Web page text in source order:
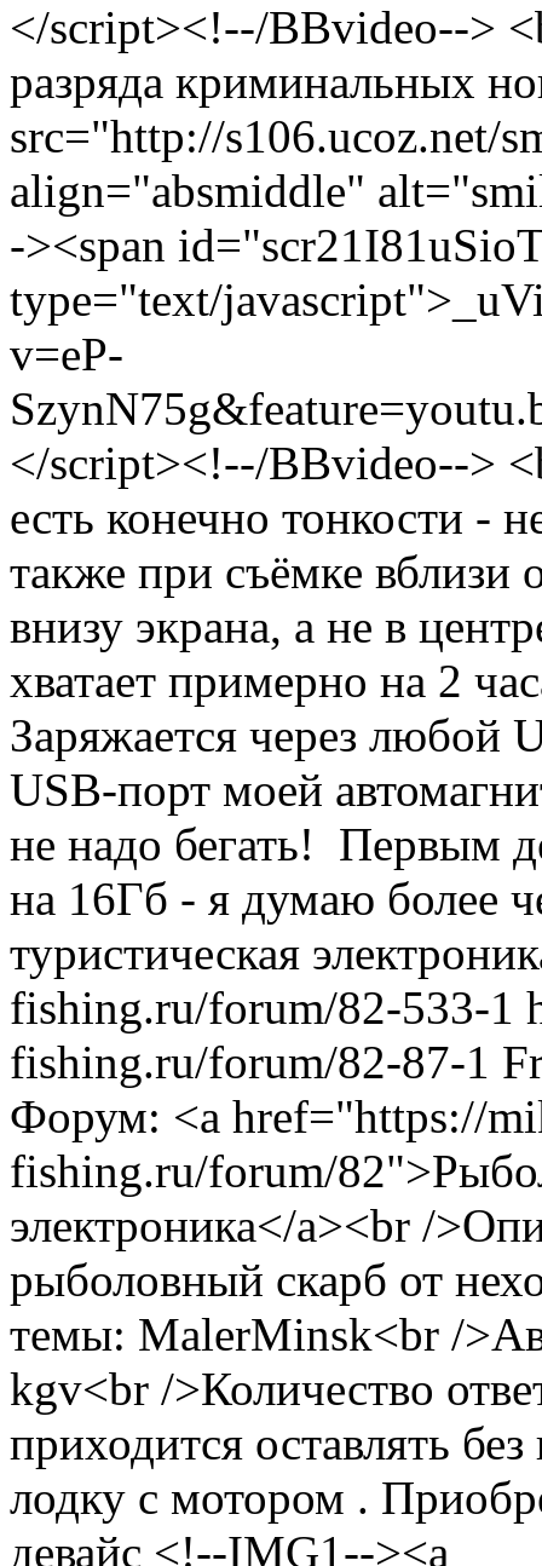
</script><!--/BBvideo-->
разряда криминальных
src="http://s106.ucoz.net/
align="absmiddle"
-><span
type="text/
v=eP-
</script><!--/BBvideo-->
есть конечно тонкости -
также при съёмке вблизи
внизу экрана, а не в
хватает примерно на 2
Заряжается через любой
USB-порт моей
не надо бегать! Первым
на 16Гб - я думаю более
туристическая
fishing.ru/forum/82-533-1
fishing.ru/forum/82-87-1
Форум: <a href="https://
fishing.ru/forum/
электроника</a><br /
рыболовный скарб от
темы: MalerMinsk<br /
kgv<br />Количество
приходится оставлять
лодку с мотором .
девайс <!--IMG1--><a